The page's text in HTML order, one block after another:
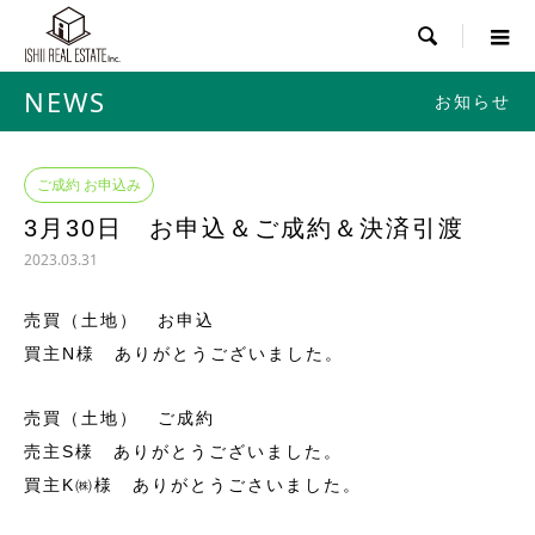

NEWS お知らせ
ご成約 お申込み
3月30日 お申込＆ご成約＆決済引渡
2023.03.31
売買（土地） お申込
買主N様 ありがとうございました。
売買（土地） ご成約
売主S様 ありがとうございました。
買主K㈱様 ありがとうごさいました。